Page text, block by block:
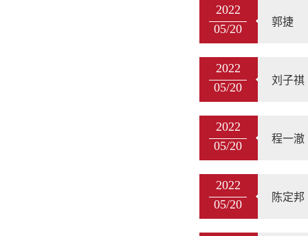
2022
05/20
郭捷
2022
05/20
刘子祺
2022
05/20
程一澈
2022
05/20
陈定邦